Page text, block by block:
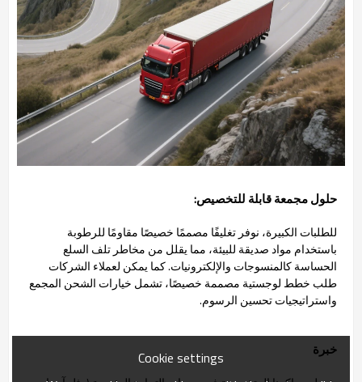
حلول مجمعة قابلة للتخصيص:
للطلبات الكبيرة، نوفر تغليفًا مصممًا خصيصًا مقاومًا للرطوبة
باستخدام مواد صديقة للبيئة، مما يقلل من مخاطر تلف السلع
الحساسة كالمنسوجات والإلكترونيات. كما يمكن لعملاء الشركات
طلب خطط لوجستية مصممة خصيصًا، تشمل خيارات الشحن المجمع
واستراتيجيات تحسين الرسوم.
خبرة
Cookie settings